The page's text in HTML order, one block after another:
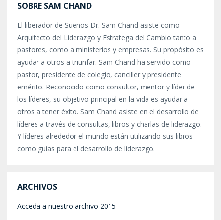
SOBRE SAM CHAND
El liberador de Sueños Dr. Sam Chand asiste como
Arquitecto del Liderazgo y Estratega del Cambio tanto a
pastores, como a ministerios y empresas. Su propósito es
ayudar a otros a triunfar. Sam Chand ha servido como
pastor, presidente de colegio, canciller y presidente
emérito. Reconocido como consultor, mentor y líder de
los líderes, su objetivo principal en la vida es ayudar a
otros a tener éxito. Sam Chand asiste en el desarrollo de
líderes a través de consultas, libros y charlas de liderazgo.
Y líderes alrededor el mundo están utilizando sus libros
como guías para el desarrollo de liderazgo.
ARCHIVOS
Acceda a nuestro archivo 2015